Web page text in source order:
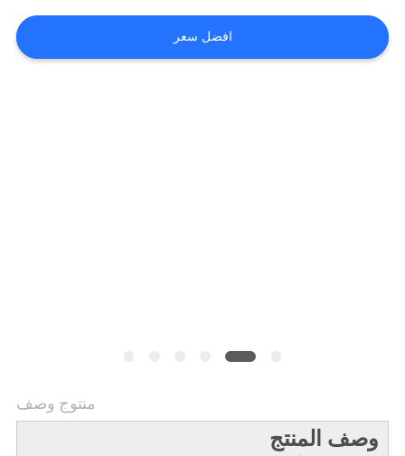
أخبار
اطلب
افضل سعر
منتوج وصف
وصف المنتج